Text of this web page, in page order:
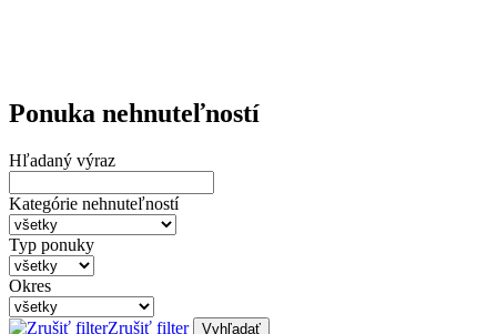
Ponuka nehnuteľností
Hľadaný výraz
Kategórie nehnuteľností
Typ ponuky
Okres
Zrušiť filter Vyhľadať